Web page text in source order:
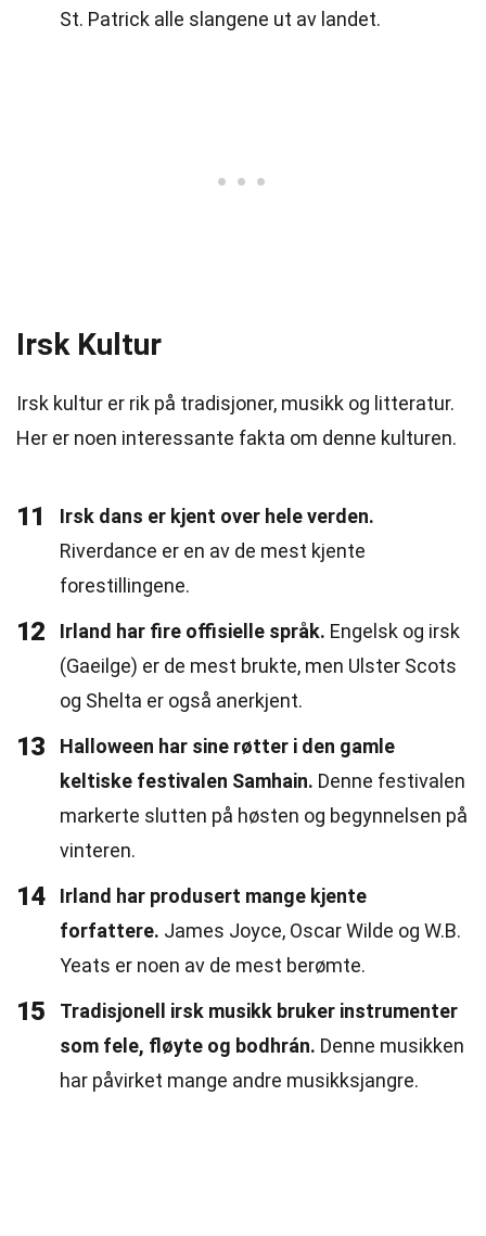
St. Patrick alle slangene ut av landet.
Irsk Kultur
Irsk kultur er rik på tradisjoner, musikk og litteratur.
Her er noen interessante fakta om denne kulturen.
11
Irsk dans er kjent over hele verden.
Riverdance er en av de mest kjente
forestillingene.
12 Irland har fire offisielle språk. Engelsk og irsk
(Gaeilge) er de mest brukte, men Ulster Scots
og Shelta er også anerkjent.
13
Halloween har sine røtter i den gamle
keltiske festivalen Samhain. Denne festivalen
markerte slutten på høsten og begynnelsen på
vinteren.
14
Irland har produsert mange kjente
forfattere. James Joyce, Oscar Wilde og W.B.
Yeats er noen av de mest berømte.
15
Tradisjonell irsk musikk bruker instrumenter
som fele, fløyte og bodhrán. Denne musikken
har påvirket mange andre musikksjangre.